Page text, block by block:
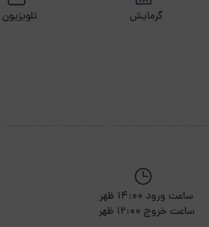
گرمایش تلویزیون
ساعت ورود 14:00 ظهر
ساعت خروج 12:00 ظهر